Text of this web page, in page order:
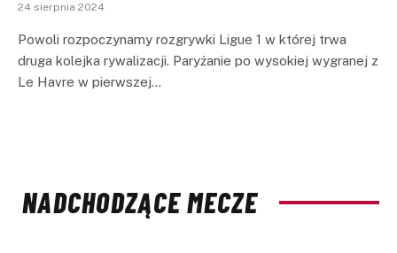
24 sierpnia 2024
Powoli rozpoczynamy rozgrywki Ligue 1 w której trwa
druga kolejka rywalizacji. Paryżanie po wysokiej wygranej z
Le Havre w pierwszej…
NADCHODZĄCE MECZE